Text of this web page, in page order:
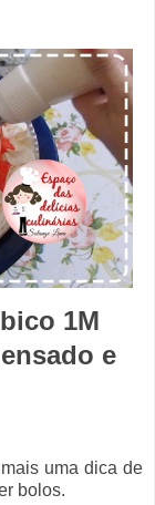
1M
e
uma dica de
bolos.